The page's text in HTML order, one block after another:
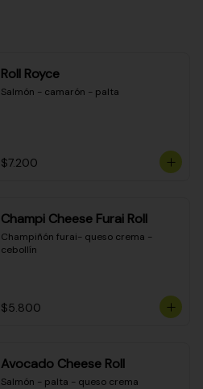
Roll Royce
Salmón - camarón - palta
$7.200
Champi Cheese Furai Roll
Champiñón furai- queso crema -
cebollín
$5.800
Avocado Cheese Roll
Salmón - palta - queso crema